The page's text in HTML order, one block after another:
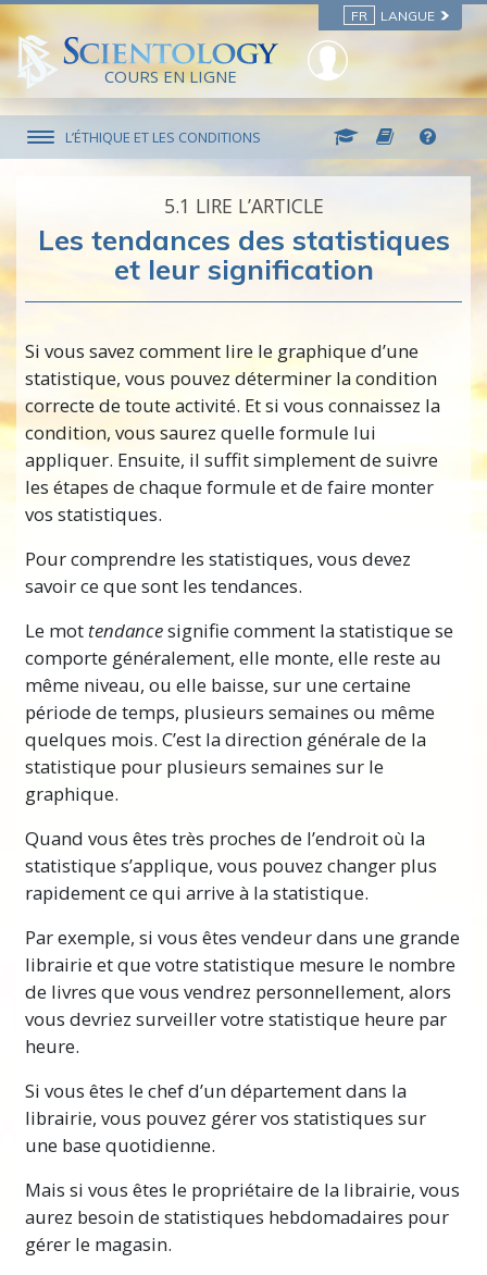
FR LANGUE
COURS EN LIGNE
L’ÉTHIQUE ET LES CONDITIONS
5.‎1 LIRE L’ARTICLE
Les tendances des statistiques
et leur signification
Si vous savez comment lire le graphique d’une
statistique, vous pouvez déterminer la condition
correcte de toute activité. Et si vous connaissez la
condition, vous saurez quelle formule lui
appliquer. Ensuite, il suffit simplement de suivre
les étapes de chaque formule et de faire monter
vos statistiques.
Pour comprendre les statistiques, vous devez
savoir ce que sont les tendances.
Le mot tendancesignifie comment la statistique se
comporte généralement, elle monte, elle reste au
même niveau, ou elle baisse, sur une certaine
période de temps, plusieurs semaines ou même
quelques mois. C’est la direction générale de la
statistique pour plusieurs semaines sur le
graphique.
Quand vous êtes très proches de l’endroit où la
statistique s’applique, vous pouvez changer plus
rapidement ce qui arrive à la statistique.
Par exemple, si vous êtes vendeur dans une grande
librairie et que votre statistique mesure le nombre
de livres que vous vendrez personnellement, alors
vous devriez surveiller votre statistique heure par
heure.
Si vous êtes le chef d’un département dans la
librairie, vous pouvez gérer vos statistiques sur
une base quotidienne.
Mais si vous êtes le propriétaire de la librairie, vous
aurez besoin de statistiques hebdomadaires pour
gérer le magasin.